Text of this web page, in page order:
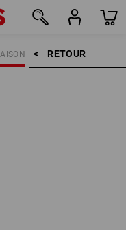
RETOUR    >